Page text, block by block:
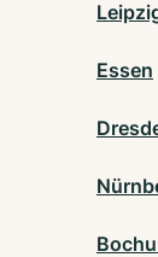
Essen